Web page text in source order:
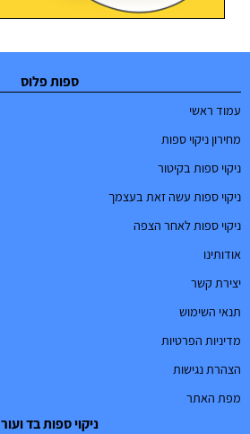
ספות פלוס
עמוד ראשי
מחירון ניקוי ספות
ניקוי ספות בקיטור
ניקוי ספות עשה זאת בעצמך
ניקוי ספות לאחר הצפה
אודותינו
יצירת קשר
תנאי השימוש
מדיניות הפרטיות
הצהרת נגישות
מפת האתר
ניקוי ספות בד ועור